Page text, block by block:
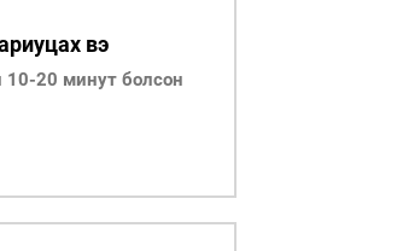
вэ
10-20 минут болсон